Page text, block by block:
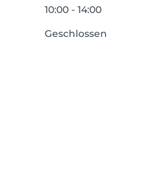
10:00 - 14:00
Geschlossen